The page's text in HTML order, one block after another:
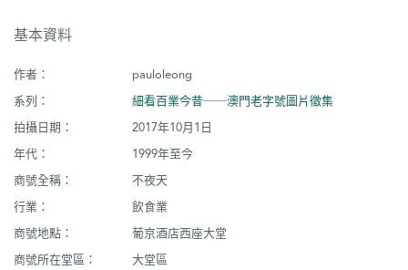
基本資料
作者：
pauloleong
系列：
細看百業今昔──澳門老字號圖片徵集
拍攝日期：
2017年10月1日
年代：
1999年至今
商號全稱：
不夜天
行業：
飲食業
商號地點：
葡京酒店西座大堂
商號所在堂區：
大堂區